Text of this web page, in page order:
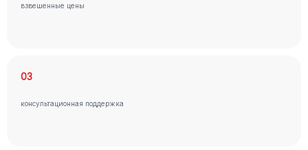
взвешенные цены
03
консультационная поддержка